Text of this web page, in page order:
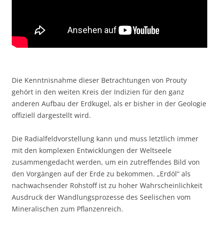
Die Kenntnisnahme dieser Betrachtungen von Prouty
gehört in den weiten Kreis der Indizien für den ganz
anderen Aufbau der Erdkugel, als er bisher in der Geologie
offiziell dargestellt wird.
Die Radialfeldvorstellung kann und muss letztlich immer
mit den komplexen Entwicklungen der Weltseele
zusammengedacht werden, um ein zutreffendes Bild von
den Vorgängen auf der Erde zu bekommen. „Erdöl“ als
nachwachsender Rohstoff ist zu hoher Wahrscheinlichkeit
Ausdruck der Wandlungsprozesse des Seelischen vom
Mineralischen zum Pflanzenreich.